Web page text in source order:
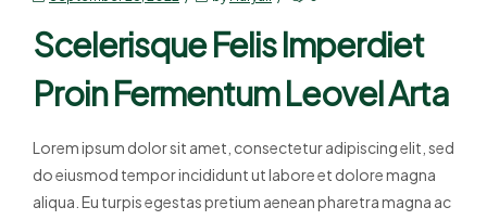
Scelerisque Felis Imperdiet
Proin Fermentum Leovel Arta
Lorem ipsum dolor sit amet, consectetur adipiscing elit, sed
do eiusmod tempor incididunt ut labore et dolore magna
aliqua. Eu turpis egestas pretium aenean pharetra magna ac